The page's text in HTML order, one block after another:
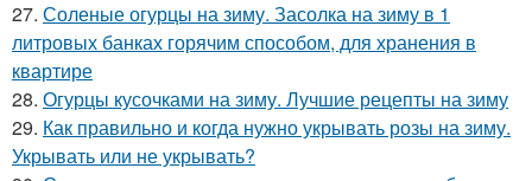
27. Соленые огурцы на зиму. Засолка на зиму в 1
литровых банках горячим способом, для хранения в
квартире
28. Огурцы кусочками на зиму. Лучшие рецепты на зиму
29. Как правильно и когда нужно укрывать розы на зиму.
Укрывать или не укрывать?